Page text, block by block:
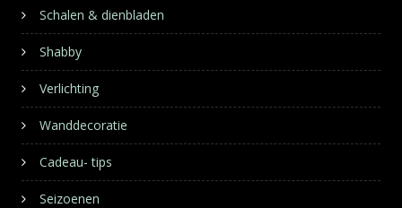
Schalen & dienbladen
Shabby
Verlichting
Wanddecoratie
Cadeau- tips
Seizoenen